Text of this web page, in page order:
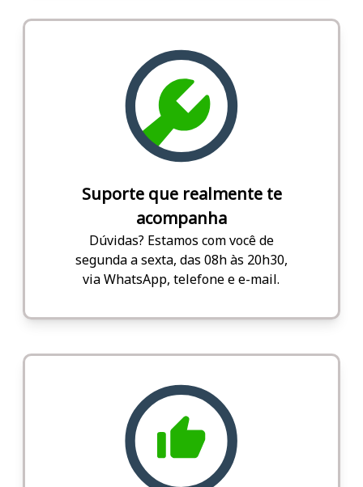
Suporte que realmente te
acompanha
Dúvidas? Estamos com você de
segunda a sexta, das 08h às 20h30,
via WhatsApp, telefone e e-mail.